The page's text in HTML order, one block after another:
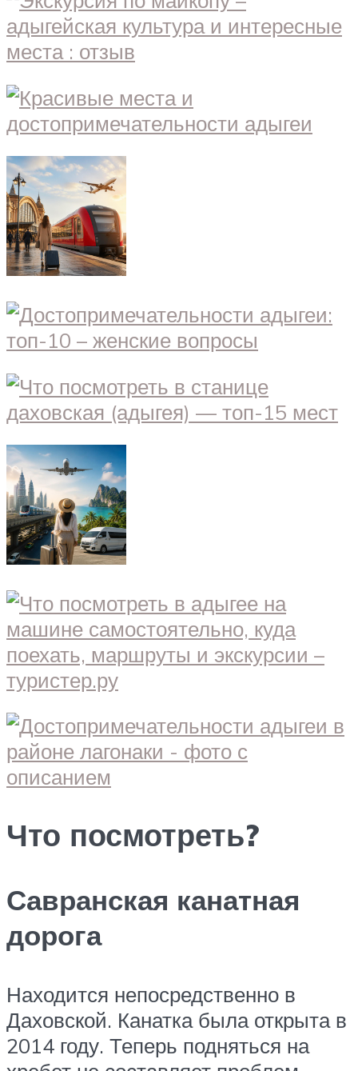
Что посмотреть?
Савранская канатная
дорога
Находится непосредственно в
Даховской. Канатка была открыта в
2014 году. Теперь подняться на